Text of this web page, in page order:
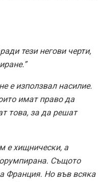
тези негови черти,
е използвал насилие.
имат право да
това, за да решат
е хищнически, а
Същото
Франция. Но във всяка